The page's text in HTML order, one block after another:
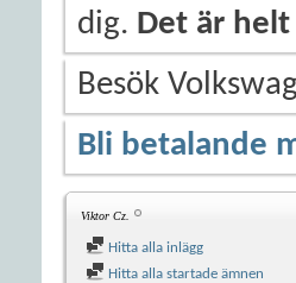
dig. Det är
Besök
Bli betalande
Viktor Cz.
Hitta alla inlägg
Hitta alla startade ämnen